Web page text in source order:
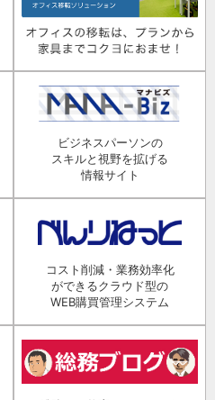
ビジネスパーソンの
スキルと視野を拡げる
情報サイト
コスト削減・業務効率化
ができるクラウド型の
WEB購買管理システム